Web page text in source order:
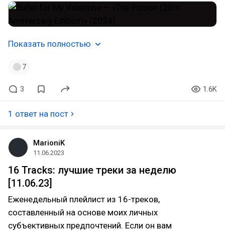
Показать полностью
7
3 1.6K
1 ответ на пост
MarioniK
11.06.2023
16 Tracks: лучшие треки за неделю
[11.06.23]
Еженедельный плейлист из 16-треков,
составленный на основе моих личных
субъективных предпочтений. Если он вам